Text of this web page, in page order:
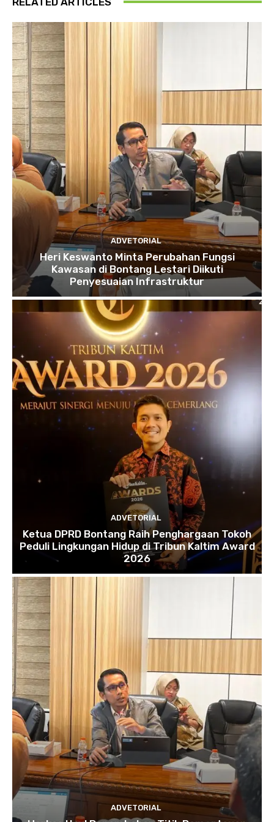
ADVETORIAL
Heri Keswanto Minta Perubahan Fungsi
Kawasan di Bontang Lestari Diikuti
Penyesuaian Infrastruktur
ADVETORIAL
Ketua DPRD Bontang Raih Penghargaan Tokoh
Peduli Lingkungan Hidup di Tribun Kaltim Award
2026
ADVETORIAL